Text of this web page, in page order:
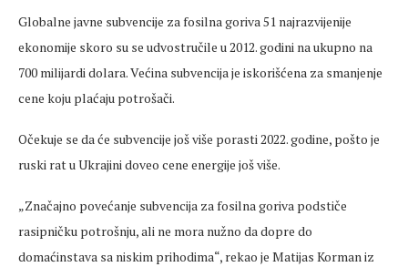
Globalne javne subvencije za fosilna goriva 51 najrazvijenije
ekonomije skoro su se udvostručile u 2012. godini na ukupno na
700 milijardi dolara. Većina subvencija je iskorišćena za smanjenje
cene koju plaćaju potrošači.
Očekuje se da će subvencije još više porasti 2022. godine, pošto je
ruski rat u Ukrajini doveo cene energije još više.
„Značajno povećanje subvencija za fosilna goriva podstiče
rasipničku potrošnju, ali ne mora nužno da dopre do
domaćinstava sa niskim prihodima“, rekao je Matijas Korman iz